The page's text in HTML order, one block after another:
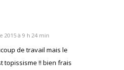
2015 à 9 h 24 min
de travail mais le
topissisme !! bien frais